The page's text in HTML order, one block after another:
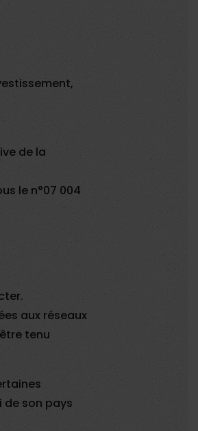
de la
le n°07 004
aux réseaux
tenu
de son pays